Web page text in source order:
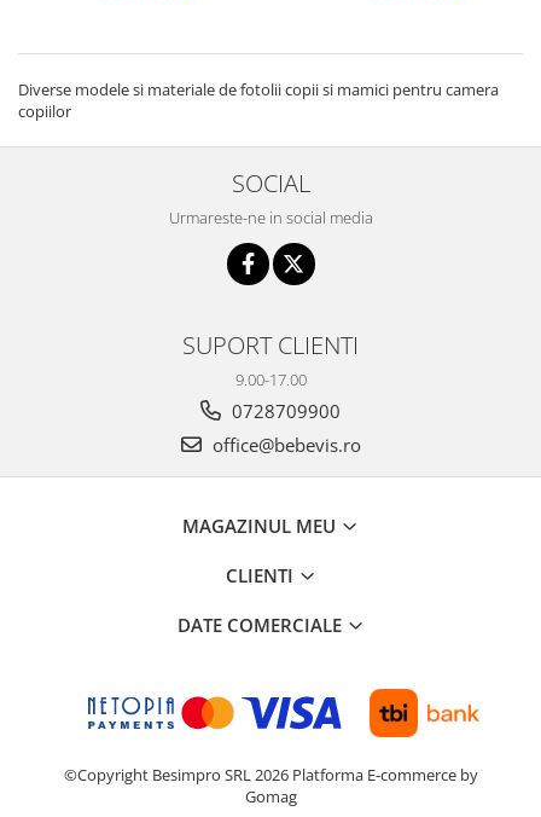
Diverse modele si materiale de fotolii copii si mamici pentru camera
copiilor
SOCIAL
Urmareste-ne in social media
SUPORT CLIENTI
9.00-17.00
0728709900
office@bebevis.ro
MAGAZINUL MEU
CLIENTI
DATE COMERCIALE
©Copyright Besimpro SRL 2026 Platforma E-commerce by
Gomag